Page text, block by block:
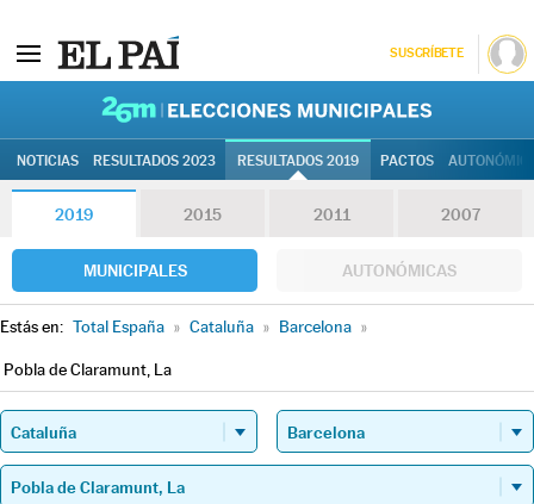
SUSCRÍBETE
NOTICIAS RESULTADOS 2023 RESULTADOS 2019 PACTOS
2019 2015 2011 2007
MUNICIPALES AUTONÓMICAS
Estás en: Total España » Cataluña » Barcelona »
Pobla de Claramunt, La